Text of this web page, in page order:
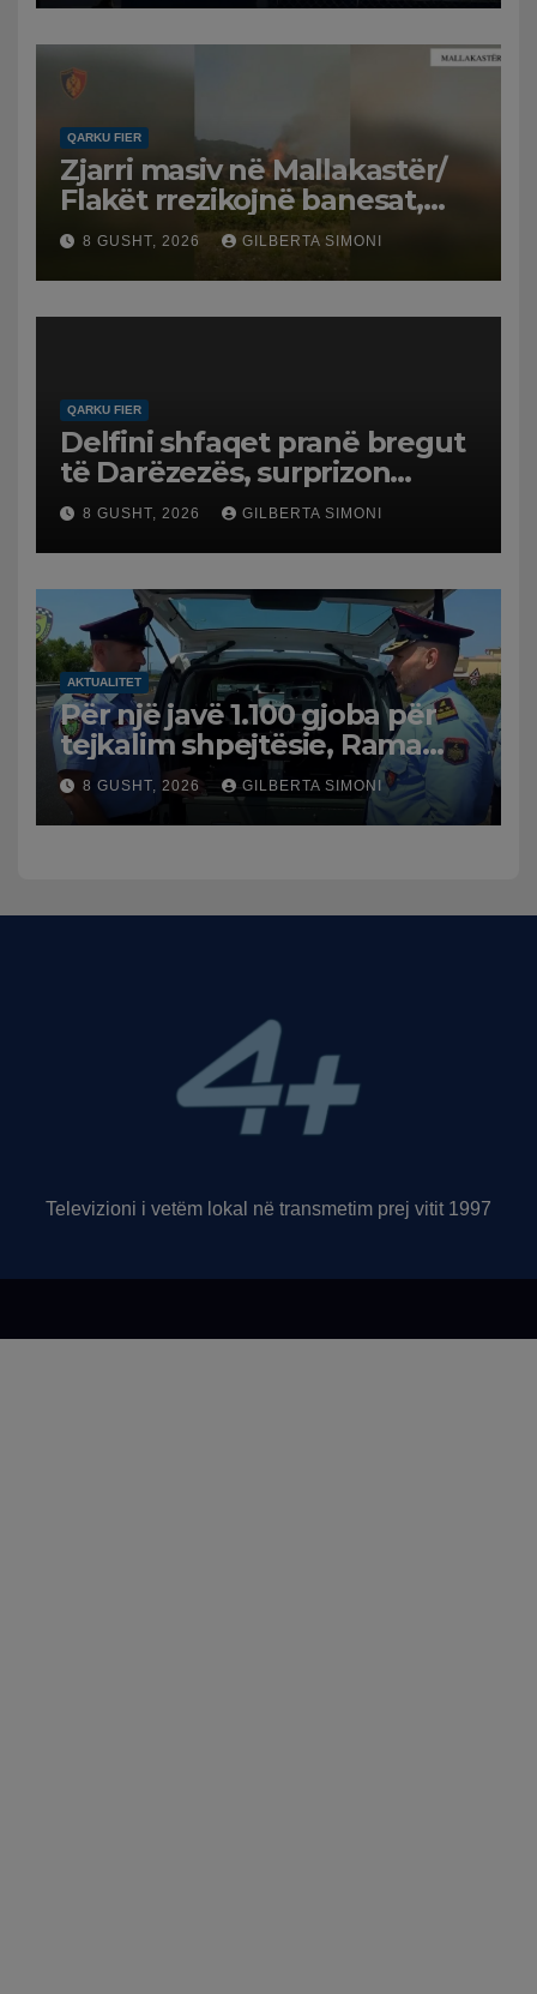
QARKU FIER
Zjarri masiv në Mallakastër/
Flakët rrezikojnë banesat,
Policia evakuon disa familje
në Koilac
8 GUSHT, 2026 GILBERTA SIMONI
QARKU FIER
Delfini shfaqet pranë bregut
të Darëzezës, surprizon
pushuesit dhe banorët
8 GUSHT, 2026 GILBERTA SIMONI
AKTUALITET
Për një javë 1.100 gjoba për
tejkalim shpejtësie, Rama
publikon videon: Kamerat e
trafikut së shpejti në
funksion
8 GUSHT, 2026 GILBERTA SIMONI
Televizioni i vetëm lokal në transmetim prej vitit 1997